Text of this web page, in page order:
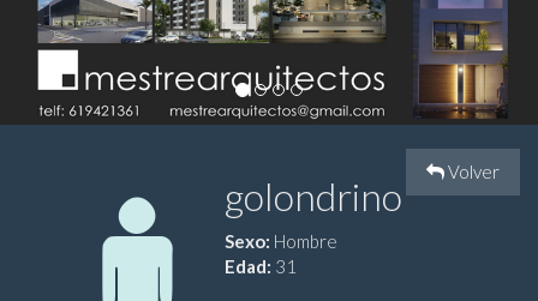
Volver
golondrino
Sexo: Hombre
Edad: 31